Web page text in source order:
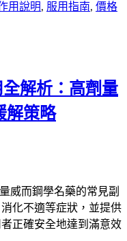
用說明, 服用指南, 價格
解析：高劑量
解策略
威而鋼學名藥的常見副
化不適等症狀，並提供
正確安全地達到滿意效